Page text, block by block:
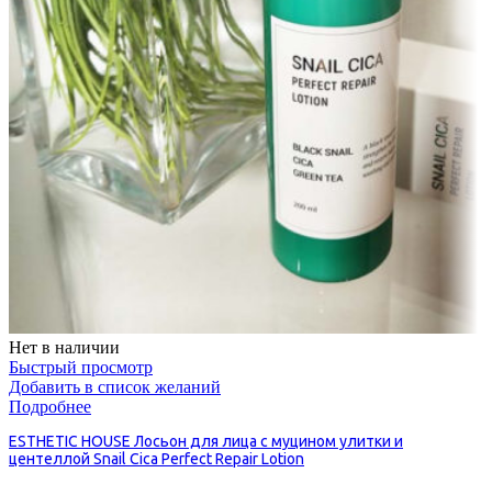
Нет в наличии
Быстрый просмотр
Добавить в список желаний
Подробнее
ESTHETIC HOUSE Лосьон для лица с муцином улитки и
центеллой Snail Cica Perfect Repair Lotion